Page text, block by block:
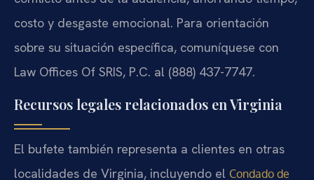
costo y desgaste emocional. Para orientación
sobre su situación específica, comuníquese con
Law Offices Of SRIS, P.C. al (888) 437-7747.
Recursos legales relacionados en Virginia
El bufete también representa a clientes en otras
localidades de Virginia, incluyendo el Condado de